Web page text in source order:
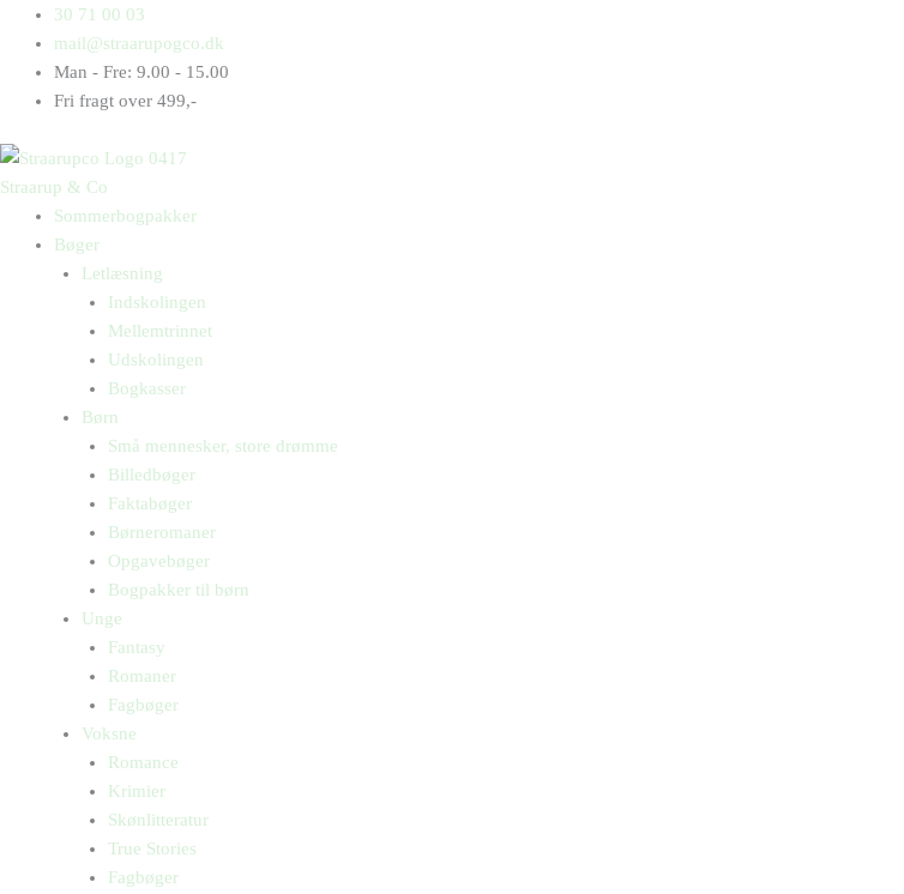
indholdet
30 71 00 03
mail@straarupogco.dk
Man - Fre: 9.00 - 15.00
Fri fragt over 499,-
Straarup & Co
Sommerbogpakker
Bøger
Letlæsning
Indskolingen
Mellemtrinnet
Udskolingen
Bogkasser
Børn
Små mennesker, store drømme
Billedbøger
Faktabøger
Børneromaner
Opgavebøger
Bogpakker til børn
Unge
Fantasy
Romaner
Fagbøger
Voksne
Romance
Krimier
Skønlitteratur
True Stories
Fagbøger
Products
search
Products
search
Triadekuppet